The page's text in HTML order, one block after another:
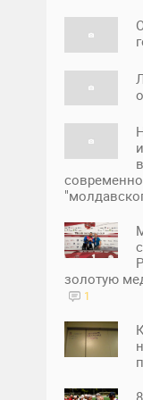
золотую
1